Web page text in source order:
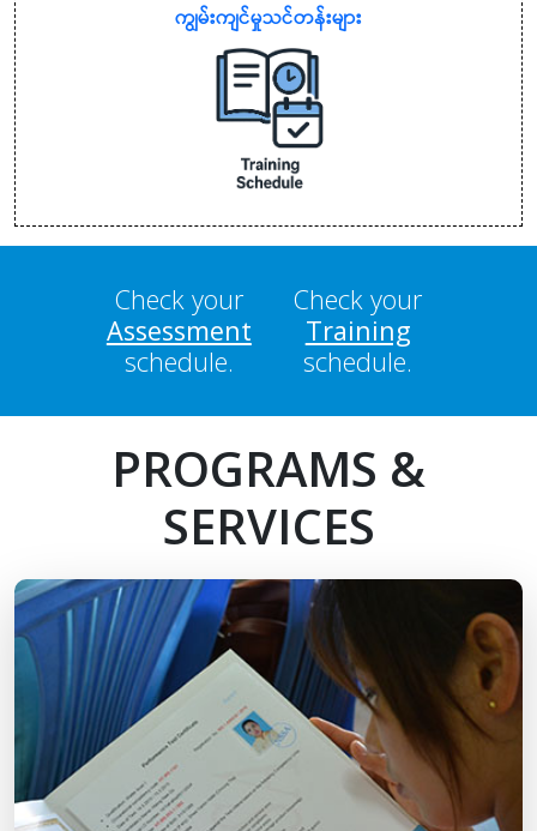
ကျွမ်းကျင်မှုသင်တန်းများ
Check your
Assessment
schedule.
Check your
Training
schedule.
PROGRAMS &
SERVICES